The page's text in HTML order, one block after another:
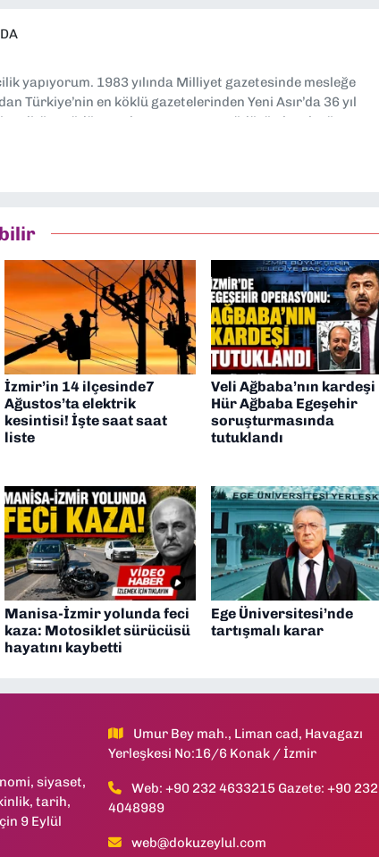
yapıyorum. 1983 yılında Milliyet gazetesinde mesleğe
Türkiye’nin en köklü gazetelerinden Yeni Asır’da 36 yıl
editör, müdür yardımcısı ve spor müdürü olarak görev
Gazetesi'nde editörlük yapıyorum
İzmir’in 14 ilçesinde7
Ağustos’ta elektrik
kesintisi! İşte saat saat
liste
Veli Ağbaba’nın kardeşi
Hür Ağbaba Egeşehir
soruşturmasında
tutuklandı
Manisa-İzmir yolunda feci
kaza: Motosiklet sürücüsü
hayatını kaybetti
Ege Üniversitesi’nde
tartışmalı karar
siyaset,
tarih,
9 Eylül
Umur Bey mah., Liman cad, Havagazı
Yerleşkesi No:16/6 Konak / İzmir
Web: +90 232 4633215 Gazete: +90 232
4048989
web@dokuzeylul.com